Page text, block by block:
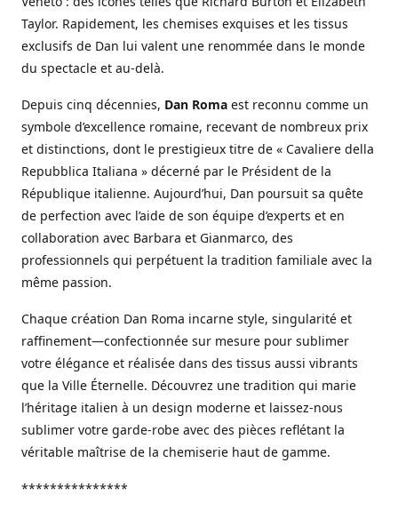
Taylor. Rapidement, les chemises exquises et les tissus
exclusifs de Dan lui valent une renommée dans le monde
du spectacle et au-delà.
Depuis cinq décennies, Dan Roma est reconnu comme un
symbole d’excellence romaine, recevant de nombreux prix
et distinctions, dont le prestigieux titre de « Cavaliere della
Repubblica Italiana » décerné par le Président de la
République italienne. Aujourd’hui, Dan poursuit sa quête
de perfection avec l’aide de son équipe d’experts et en
collaboration avec Barbara et Gianmarco, des
professionnels qui perpétuent la tradition familiale avec la
même passion.
Chaque création Dan Roma incarne style, singularité et
raffinement—confectionnée sur mesure pour sublimer
votre élégance et réalisée dans des tissus aussi vibrants
que la Ville Éternelle. Découvrez une tradition qui marie
l’héritage italien à un design moderne et laissez-nous
sublimer votre garde-robe avec des pièces reflétant la
véritable maîtrise de la chemiserie haut de gamme.
***************